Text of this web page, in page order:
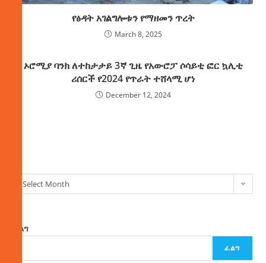
የፅዳት አገልግሎቱን የማዘመን ጥረት
March 8, 2025
ኦሮሚያ ባንክ ለተከታታይ 3ኛ ጊዜ የአውሮፓ ሶሳይቲ ፎር ኳሊቲ
ሪሰርች የ2024 የጥራት ተሸላሚ ሆነ
December 12, 2024
Select Month
ፈልግ
ፈልግ